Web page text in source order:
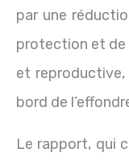
par une
protection et de
et
bord de
Le rapport, qui